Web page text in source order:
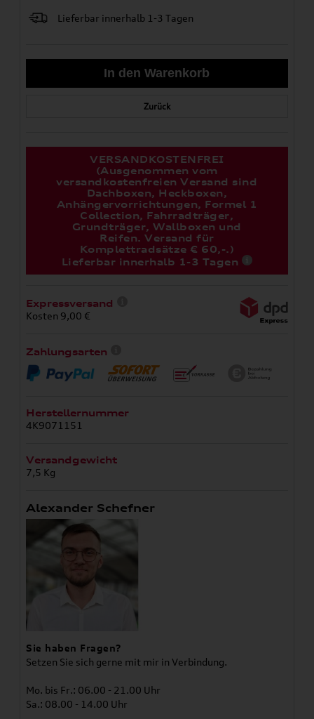
Lieferbar innerhalb 1-3 Tagen
Zurück
VERSANDKOSTENFREI
(Ausgenommen vom
versandkostenfreien Versand sind
Dachboxen, Heckboxen,
Anhängervorrichtungen, Formel 1
Collection, Fahrradträger,
Grundträger, Wallboxen und
Reifen. Versand für
Komplettradsätze € 60,-.)
Lieferbar innerhalb 1-3 Tagen
Expressversand
Kosten 9,00 €
Zahlungsarten
Herstellernummer
4K9071151
Versandgewicht
7,5 Kg
Alexander Schefner
Sie haben Fragen?
Setzen Sie sich gerne mit mir in Verbindung.
Mo. bis Fr.: 06.00 - 21.00 Uhr
Sa.: 08.00 - 14.00 Uhr